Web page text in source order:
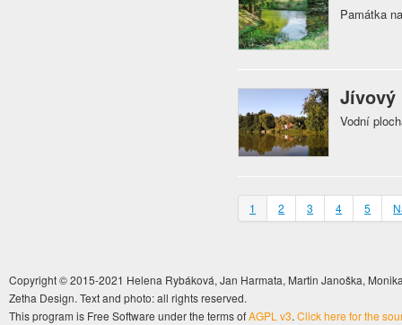
Památka
Jívový
Vodní
1 2 3 4 5
Copyright © 2015-2021 Helena Rybáková, Jan Harmata, Martin Janoška,
Zetha Design. Text and photo: all rights reserved.
This program is Free Software under the terms ofAGPL v3. Click here for the